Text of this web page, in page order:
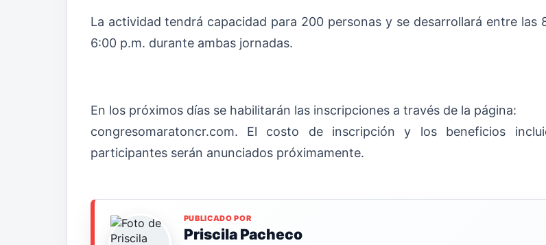
La actividad tendrá capacidad para 200 personas y se desarrollará entre las
6:00 p.m. durante ambas jornadas.
En los próximos días se habilitarán las inscripciones a través de la página:
congresomaratoncr.com. El costo de inscripción y los beneficios
participantes serán anunciados próximamente.
PUBLICADO POR
Priscila Pacheco